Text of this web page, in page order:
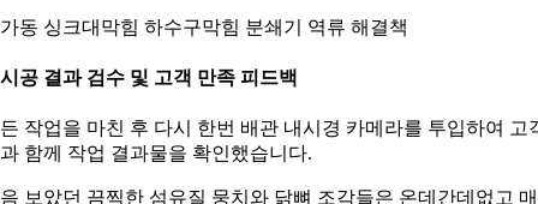
동 싱크대막힘 하수구막힘 분쇄기 역류 해결책
공 결과 검수 및 고객 만족 피드백
작업을 마친 후 다시 한번 배관 내시경 카메라를 투입하여 고
함께 작업 결과물을 확인했습니다.
보았던 끔찍한 섬유질 뭉치와 닭뼈 조각들은 온데간데없고